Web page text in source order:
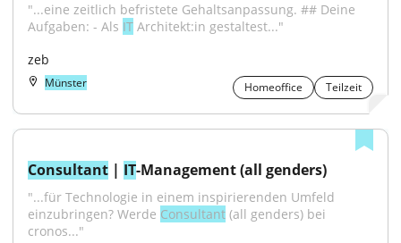
"...eine zeitlich befristete Gehaltsanpassung. ## Deine
Aufgaben: - Als IT Architekt:in gestaltest..."
zeb
Münster Homeoffice Teilzeit
Consultant | IT-Management (all genders)
"...für Technologie in einem inspirierenden Umfeld
einzubringen? Werde Consultant (all genders) bei
cronos..."